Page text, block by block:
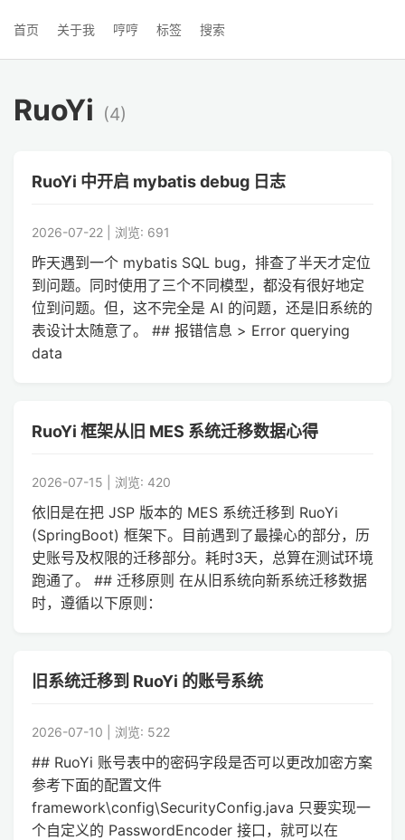
首页 关于我 哼哼 标签 搜索
RuoYi (4)
RuoYi 中开启 mybatis debug 日志
2026-07-22 | 浏览: 691
昨天遇到一个 mybatis SQL bug，排查了半天才定位
到问题。同时使用了三个不同模型，都没有很好地定
位到问题。但，这不完全是 AI 的问题，还是旧系统的
表设计太随意了。 ## 报错信息 > Error querying
data
RuoYi 框架从旧 MES 系统迁移数据心得
2026-07-15 | 浏览: 420
依旧是在把 JSP 版本的 MES 系统迁移到 RuoYi
(SpringBoot) 框架下。目前遇到了最操心的部分，历
史账号及权限的迁移部分。耗时3天，总算在测试环境
跑通了。 ## 迁移原则 在从旧系统向新系统迁移数据
时，遵循以下原则：
旧系统迁移到 RuoYi 的账号系统
2026-07-10 | 浏览: 522
## RuoYi 账号表中的密码字段是否可以更改加密方案
参考下面的配置文件
framework\config\SecurityConfig.java 只要实现一
个自定义的 PasswordEncoder 接口，就可以在